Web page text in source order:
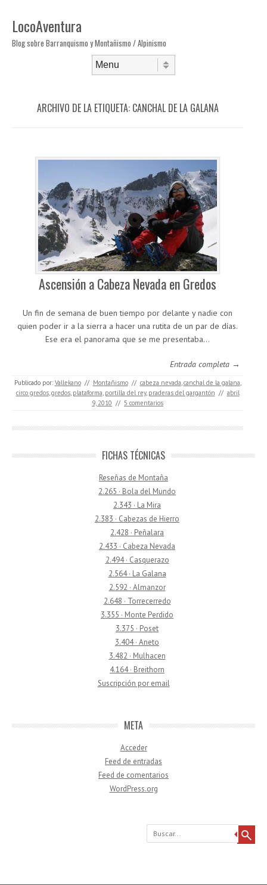
LocoAventura
Blog sobre Barranquismo y Montañismo / Alpinismo
ARCHIVO DE LA ETIQUETA: CANCHAL DE LA GALANA
Ascensión a Cabeza Nevada en Gredos
Un fin de semana de buen tiempo por delante y nadie con
quien poder ir a la sierra a hacer una rutita de un par de días.
Ese era el panorama que se me presentaba…
Entrada completa →
Publicado por: Vallekano // Montañismo // cabeza nevada,canchal de la galana,
circo gredos,gredos, plataforma, portilla del rey, praderas del gargantón // abril
9, 2010 // 5 comentarios
FICHAS TÉCNICAS
Reseñas de Montaña
2.265 · Bola del Mundo
2.343 · La Mira
2.383 · Cabezas de Hierro
2.428 · Peñalara
2.433 · Cabeza Nevada
2.494 · Casquerazo
2.564 · La Galana
2.592 · Almanzor
2.648 · Torrecerredo
3.355 · Monte Perdido
3.375 · Poset
3.404 · Aneto
3.482 · Mulhacen
4.164 · Breithorn
Suscripción por email
META
Acceder
Feed de entradas
Feed de comentarios
WordPress.org
Buscar